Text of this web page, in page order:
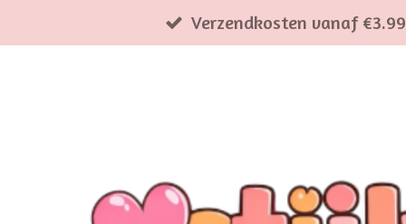
direct
Verzendkosten vanaf €3.99